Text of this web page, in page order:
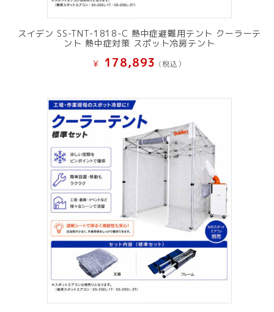
スイデン SS-TNT-1818-C 熱中症避難用テント クーラーテ
ント 熱中症対策 スポット冷房テント
¥ 178,893 (税込）